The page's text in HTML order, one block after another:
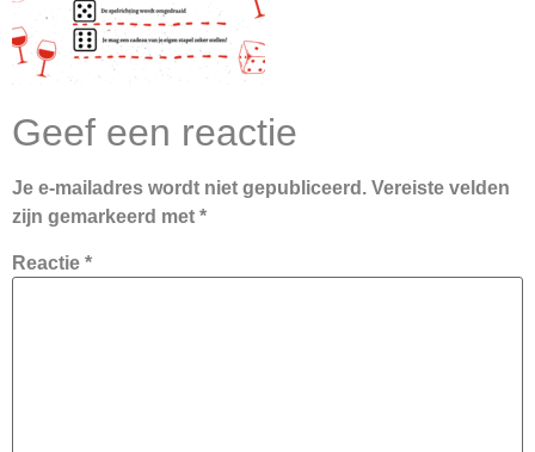
Geef een reactie
Je e-mailadres wordt niet gepubliceerd. Vereiste velden
zijn gemarkeerd met *
Reactie *